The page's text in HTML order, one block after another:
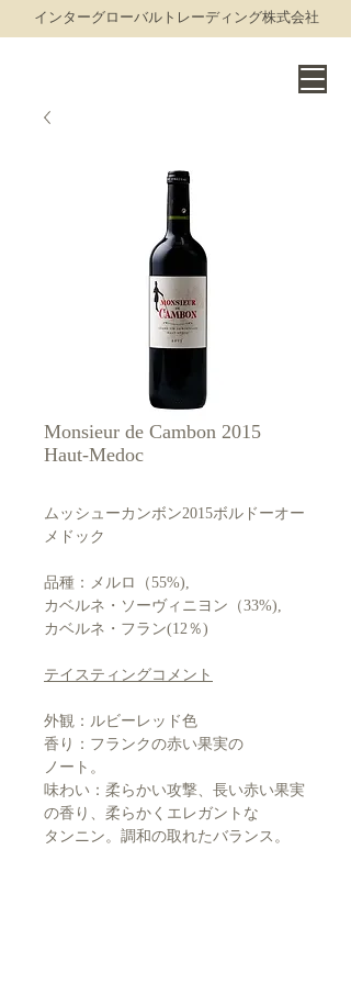
​インターグローバルトレーディング株式会社
Monsieur de Cambon 2015
Haut-Medoc
ムッシューカンボン2015ボルドーオー
メドック
品種：メルロ（55%),
カベルネ・ソーヴィニヨン（33%),
カベルネ・フラン(12％)
テイスティングコメント
外観：ルビーレッド色
香り：フランクの赤い果実の
ノート。
味わい：柔らかい攻撃、長い赤い果実
の香り、柔らかくエレガントな
タンニン。調和の取れたバランス。